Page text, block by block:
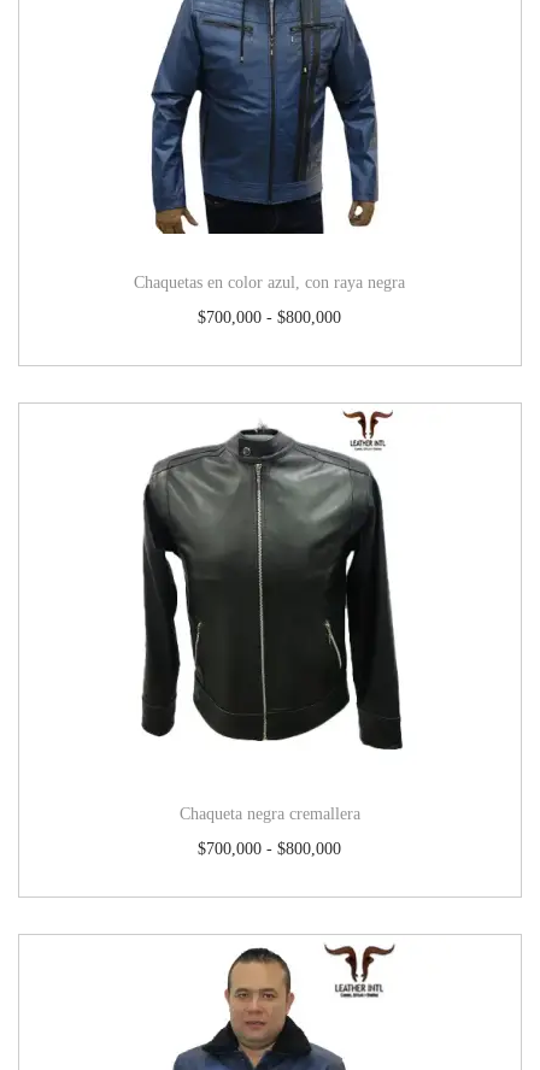
Chaquetas en color azul, con raya negra
$700,000 - $800,000
Chaqueta negra cremallera
$700,000 - $800,000